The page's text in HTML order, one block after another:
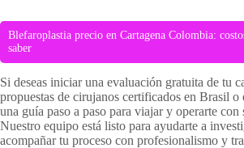
Blefaroplastia precio en Cartagena Colombia:
saber
Si deseas iniciar una evaluación gratuita de tu
propuestas de cirujanos certificados en Brasil
una guía paso a paso para viajar y operarte con
Nuestro equipo está listo para ayudarte a
acompañar tu proceso con profesionalismo y